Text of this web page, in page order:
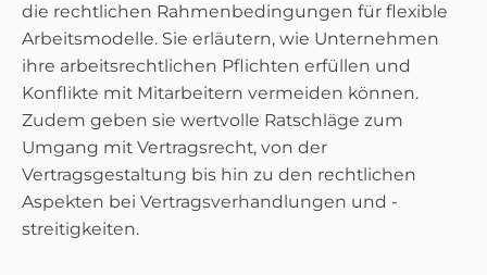
die rechtlichen Rahmenbedingungen für flexible
Arbeitsmodelle. Sie erläutern, wie Unternehmen
ihre arbeitsrechtlichen Pflichten erfüllen und
Konflikte mit Mitarbeitern vermeiden können.
Zudem geben sie wertvolle Ratschläge zum
Umgang mit Vertragsrecht, von der
Vertragsgestaltung bis hin zu den rechtlichen
Aspekten bei Vertragsverhandlungen und -
streitigkeiten.